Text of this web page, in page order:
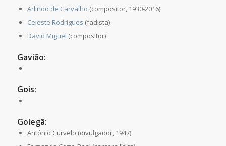
Arlindo de Carvalho (compositor, 1930-2016)
Celeste Rodrigues (fadista)
David Miguel (compositor)
Gavião:
Gois:
Golegã:
António Curvelo (divulgador, 1947)